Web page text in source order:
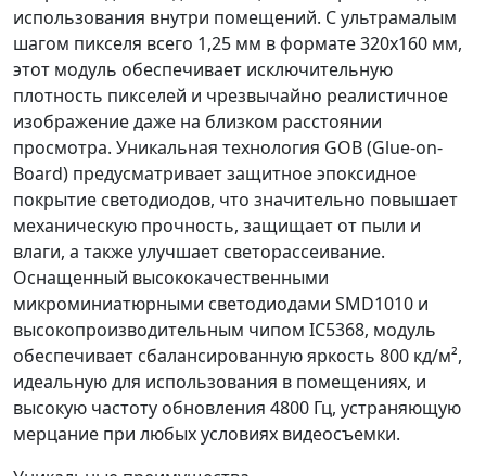
использования внутри помещений. С ультрамалым
шагом пикселя всего 1,25 мм в формате 320x160 мм,
этот модуль обеспечивает исключительную
плотность пикселей и чрезвычайно реалистичное
изображение даже на близком расстоянии
просмотра. Уникальная технология GOB (Glue-on-
Board) предусматривает защитное эпоксидное
покрытие светодиодов, что значительно повышает
механическую прочность, защищает от пыли и
влаги, а также улучшает светорассеивание.
Оснащенный высококачественными
микроминиатюрными светодиодами SMD1010 и
высокопроизводительным чипом IC5368, модуль
обеспечивает сбалансированную яркость 800 кд/м²,
идеальную для использования в помещениях, и
высокую частоту обновления 4800 Гц, устраняющую
мерцание при любых условиях видеосъемки.